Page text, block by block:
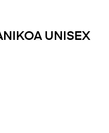
UNISEX